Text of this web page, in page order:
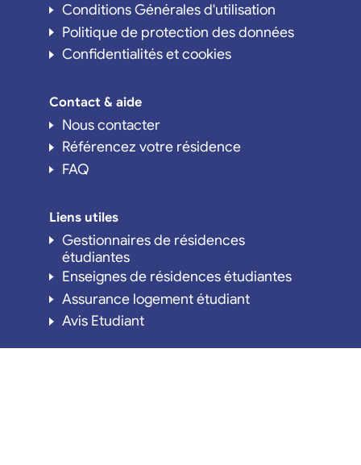
Conditions Générales d'utilisation
Politique de protection des données
Confidentialités et cookies
Contact & aide
Nous contacter
Référencez votre résidence
FAQ
Liens utiles
Gestionnaires de résidences
étudiantes
Enseignes de résidences étudiantes
Assurance logement étudiant
Avis Etudiant